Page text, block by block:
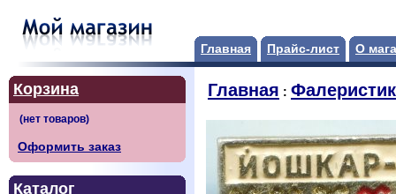
Главная Прайс-лист О
Корзина
Оформить заказ
Каталог
Главная :